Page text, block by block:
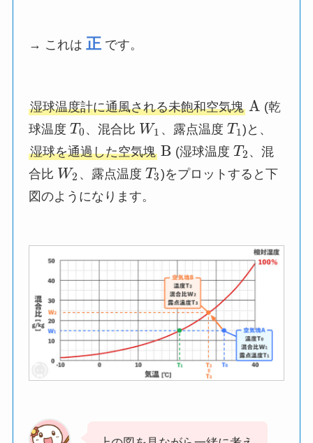
→ これは正 です。
湿球温度計に通風される未飽和空気塊 A (乾
球温度T0 、混合比 W1 、露点温度 T 1)と、
湿球を通過した空気塊 B (湿球温度 T2 、混
合比 W2 、露点温度 T3)をプロットすると下
図のようになります。